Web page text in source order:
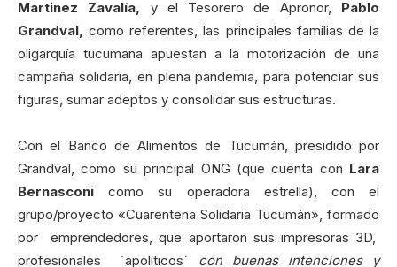
Martinez Zavalía, y el Tesorero de Apronor, Pablo
Grandval,como referentes, las principales familias de la
oligarquía tucumana apuestan a la motorización de una
campaña solidaria, en plena pandemia, para potenciar sus
figuras, sumar adeptos y consolidar sus estructuras.
Con el Banco de Alimentos de Tucumán, presidido por
Grandval, como su principal ONG (que cuenta con Lara
Bernasconi como su operadora estrella), con el
grupo/proyecto «Cuarentena Solidaria Tucumán», formado
por emprendedores, que aportaron sus impresoras 3D,
profesionales ´apolíticos` con buenas intenciones y